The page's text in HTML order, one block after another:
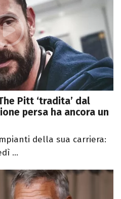
Pitt ‘tradita’ dal
persa ha ancora un
della sua carriera:
...